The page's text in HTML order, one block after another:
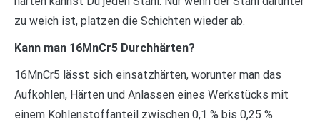
zu weich ist, platzen die Schichten wieder ab.
Kann man 16MnCr5 Durchhärten?
16MnCr5 lässt sich einsatzhärten, worunter man das
Aufkohlen, Härten und Anlassen eines Werkstücks mit
einem Kohlenstoffanteil zwischen 0,1 % bis 0,25 %